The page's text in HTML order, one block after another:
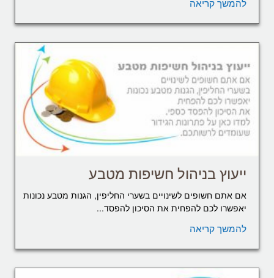
להמשך קריאה
ייעוץ בניהול חשיפות מטבע
אם אתם חשופים לשינויים בשערי החליפין, הגנות מטבע נכונות
יאפשרו לכם להפחית את הסיכון להפסד...
להמשך קריאה